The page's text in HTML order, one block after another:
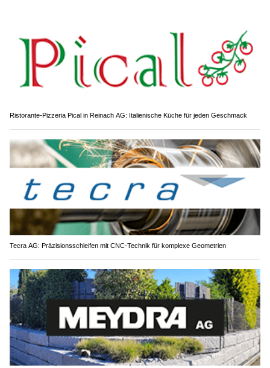
Ristorante-Pizzeria Pical in Reinach AG: Italienische Küche für jeden Geschmack
Tecra AG: Präzisionsschleifen mit CNC-Technik für komplexe Geometrien